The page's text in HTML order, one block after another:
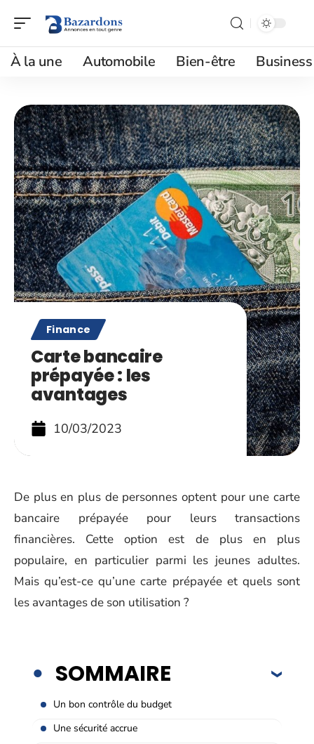
À la une Automobile Bien-être Business
Finance
Carte bancaire
prépayée : les
avantages
10/03/2023
De plus en plus de personnes optent pour une carte
bancaire prépayée pour leurs transactions
financières. Cette option est de plus en plus
populaire, en particulier parmi les jeunes adultes.
Mais qu’est-ce qu’une carte prépayée et quels sont
les avantages de son utilisation ?
SOMMAIRE
Un bon contrôle du budget
Une sécurité accrue